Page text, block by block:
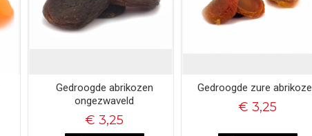
Gedroogde abrikozen
ongezwaveld
€ 3,25
Gedroogde zure
€ 3,25